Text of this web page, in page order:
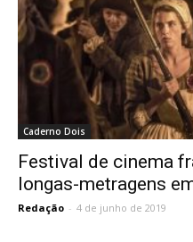
Caderno Dois
Festival de cinema
longas-metragens
Redação - 4 de junho de 2019